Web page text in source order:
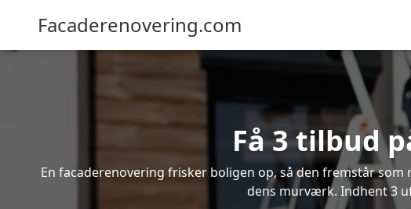
Facaderenovering.com
Få 3 tilbud
En facaderenovering frisker boligen op, så den fremstår
dens murværk. Indhent 3